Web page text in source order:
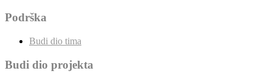
Podrška
Budi dio tima
Budi dio projekta